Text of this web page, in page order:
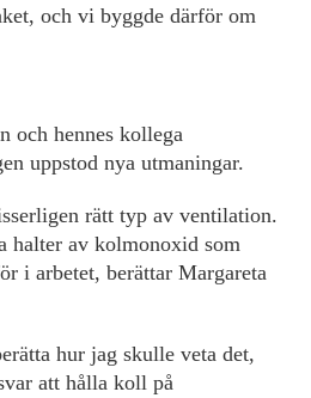
och vi byggde därför om
och hennes kollega
uppstod nya utmaningar.
rätt typ av ventilation.
halter av kolmonoxid som
i arbetet, berättar Margareta
hur jag skulle veta det,
att hålla koll på